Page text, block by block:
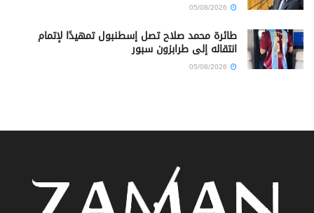
طائرة محمد صلاح تصل إسطنبول تمهيدًا لإتمام
انتقاله إلى طرابزون سبور